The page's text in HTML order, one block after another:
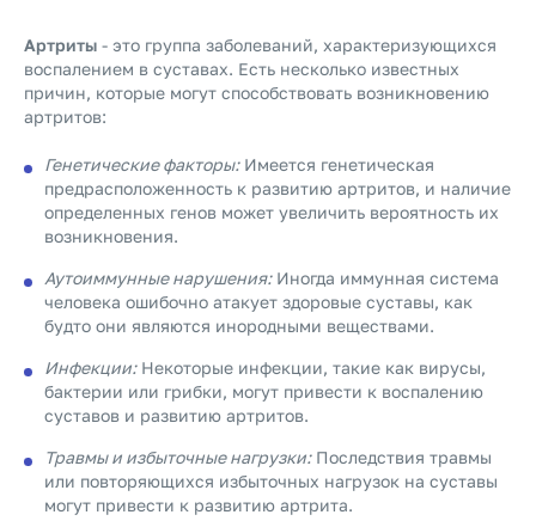
Артриты - это группа заболеваний, характеризующихся
воспалением в суставах. Есть несколько известных
причин, которые могут способствовать возникновению
артритов:
Генетические факторы:Имеется генетическая
предрасположенность к развитию артритов, и наличие
определенных генов может увеличить вероятность их
возникновения.
Аутоиммунные нарушения:Иногда иммунная система
человека ошибочно атакует здоровые суставы, как
будто они являются инородными веществами.
Инфекции:Некоторые инфекции, такие как вирусы,
бактерии или грибки, могут привести к воспалению
суставов и развитию артритов.
Травмы и избыточные нагрузки:Последствия травмы
или повторяющихся избыточных нагрузок на суставы
могут привести к развитию артрита.